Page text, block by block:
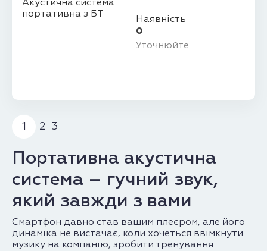
Наявність
0
Уточнюйте
1 2 3
Портативна акустична
система – гучний звук,
який завжди з вами
Смартфон давно став вашим плеєром, але його
динаміка не вистачає, коли хочеться ввімкнути
музику на компанію, зробити тренування